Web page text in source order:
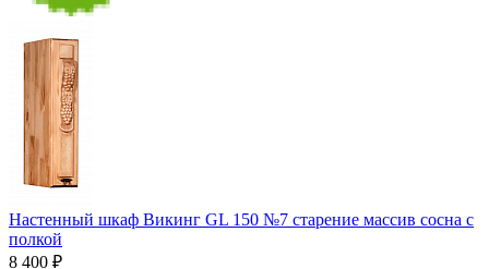
Настенный шкаф Викинг GL 150 №7 старение массив сосна с
полкой
8 400 ₽